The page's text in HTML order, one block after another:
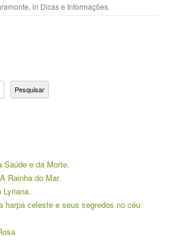
, in Dicas e Informações.
Pesquisar
Saúde e da Morte.
Rainha do Mar.
harpa celeste e seus segredos no céu